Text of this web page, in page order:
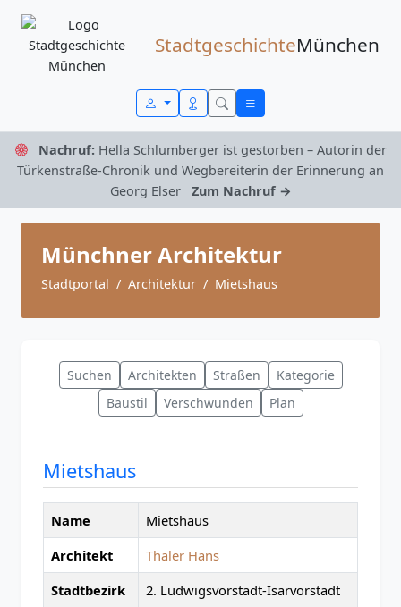
StadtgeschichteMünchen
Nachruf: Hella Schlumberger ist gestorben – Autorin der
Türkenstraße-Chronik und Wegbereiterin der Erinnerung an
Georg Elser
Zum Nachruf →
Münchner Architektur
Stadtportal Architektur Mietshaus
Suchen Architekten Straßen
Kategorie
Baustil
Verschwunden Plan
Mietshaus
Name
Mietshaus
Architekt
Thaler Hans
Stadtbezirk
2. Ludwigsvorstadt-Isarvorstadt